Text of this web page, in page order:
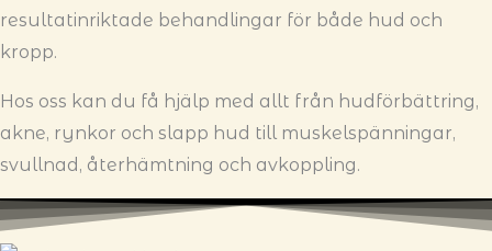
resultatinriktade behandlingar för både hud och
kropp.
Hos oss kan du få hjälp med allt från hudförbättring,
akne, rynkor och slapp hud till muskelspänningar,
svullnad, återhämtning och avkoppling.